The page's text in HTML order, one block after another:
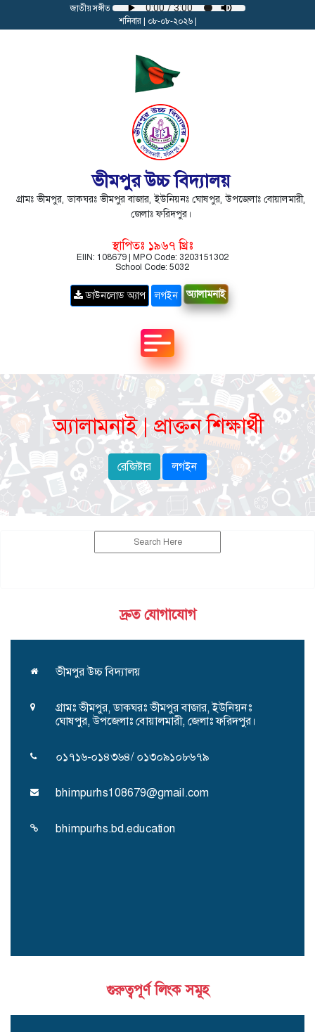
জাতীয় সঙ্গীত
শনিবার | ০৮-০৮-২০২৬ |
ভীমপুর উচ্চ বিদ্যালয়
গ্রামঃ ভীমপুর, ডাকঘরঃ ভীমপুর বাজার, ইউনিয়নঃ ঘোষপুর, উপজেলাঃ বোয়ালমারী,
জেলাঃ ফরিদপুর।
স্থাপিতঃ ১৯৬৭ খ্রিঃ
EIIN: 108679 | MPO Code: 3203151302
School Code: 5032
ডাউনলোড অ্যাপ লগইন অ্যালামনাই
অ্যালামনাই | প্রাক্তন শিক্ষার্থী
রেজিষ্টার লগইন
দ্রুত যোগাযোগ
ভীমপুর উচ্চ বিদ্যালয়
গ্রামঃ ভীমপুর, ডাকঘরঃ ভীমপুর বাজার, ইউনিয়নঃ
ঘোষপুর, উপজেলাঃ বোয়ালমারী, জেলাঃ ফরিদপুর।
০১৭১৬-০১৪৩৬৪/ ০১৩০৯১০৮৬৭৯
bhimpurhs108679@gmail.com
bhimpurhs.bd.education
গুরুত্বপূর্ণ লিংক সমূহ